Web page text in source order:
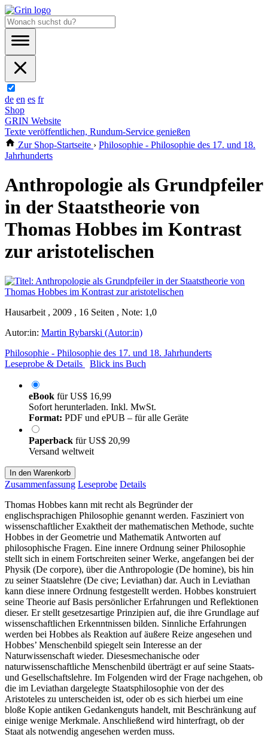
de en es fr
Shop
GRIN Website
Texte veröffentlichen, Rundum-Service genießen
Zur Shop-Startseite › Philosophie - Philosophie des 17. und 18.
Jahrhunderts
Anthropologie als Grundpfeiler
in der Staatstheorie von
Thomas Hobbes im Kontrast
zur aristotelischen
Hausarbeit , 2009 , 16 Seiten , Note: 1,0
Autor:in: Martin Rybarski (Autor:in)
Philosophie - Philosophie des 17. und 18. Jahrhunderts
Leseprobe & Details
Blick ins Buch
eBook fürUS$ 16,99
Sofort herunterladen. Inkl. MwSt.
Format: PDF und ePUB – für alle Geräte
Paperback fürUS$ 20,99
Versand weltweit
In den Warenkorb
Zusammenfassung Leseprobe Details
Thomas Hobbes kann mit recht als Begründer der
englischsprachigen Philosophie genannt werden. Fasziniert von
wissenschaftlicher Exaktheit der mathematischen Methode, suchte
Hobbes in der Geometrie und Mathematik Antworten auf
philosophische Fragen. Eine innere Ordnung seiner Philosophie
stellt sich in einem Fortschreiten seiner Werke, angefangen bei der
Physik (De corpore), über die Anthropologie (De homine), bis hin
zu seiner Staatslehre (De cive; Leviathan) dar. Auch in Leviathan
kann diese innere Ordnung festgestellt werden. Hobbes konstruiert
seine Theorie auf Basis persönlicher Erfahrungen und Reflektionen
dieser. Er stellt gesetzesartige Prinzipien auf, die ihre Grundlage auf
wissenschaftlichen Erkenntnissen bilden. Sinnliche Erfahrungen
werden bei Hobbes als Reaktion auf äußere Reize angesehen und
Hobbes’ Menschenbild spiegelt sein Interesse an der
Naturwissenschaft wieder. Diesesmechanische oder
naturwissenschaftliche Menschenbild überträgt er auf seine Staats-
und Gesellschaftslehre. Im Folgenden wird der Frage nachgehen, ob
die im Leviathan dargelegte Staatsphilosophie von der des
Aristoteles zu unterscheiden ist, oder ob es sich hierbei um eine
bloße Kopie antiken Gedankenguts handelt, mit Beschränkung auf
einige wenige Merkmale. Anschließend wird hinterfragt, ob der
Staat als notwendig angesehen werden muss.